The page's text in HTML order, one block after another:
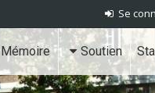
Se
Mémoire Soutien